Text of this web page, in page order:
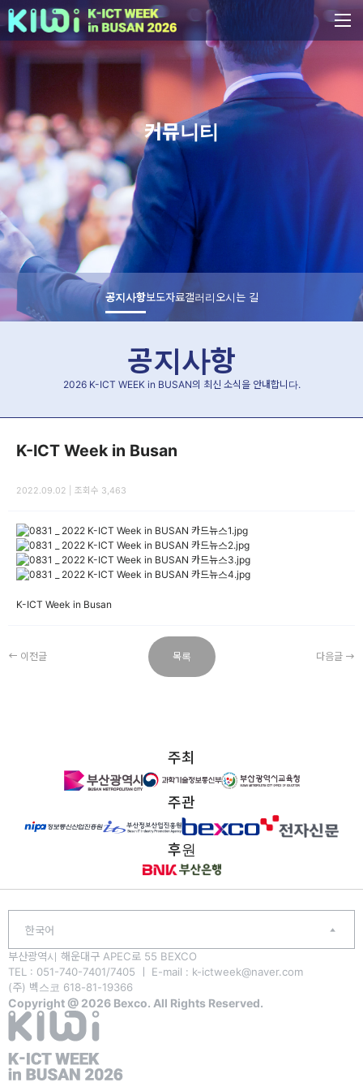
커뮤니티
공지사항보도자료갤러리오시는 길
공지사항
2026 K-ICT WEEK in BUSAN의 최신 소식을 안내합니다.
K-ICT Week in Busan
2022.09.02 | 조회수 3,463
K-ICT Week in Busan
이전글 목록 다음글
주최
주관
후원
부산광역시 해운대구 APEC로 55 BEXCO
TEL : 051-740-7401/7405 ㅣ E-mail : k-ictweek@naver.com
(주) 벡스코 618-81-19366
Copyright @ 2026 Bexco. All Rights Reserved.
한국어